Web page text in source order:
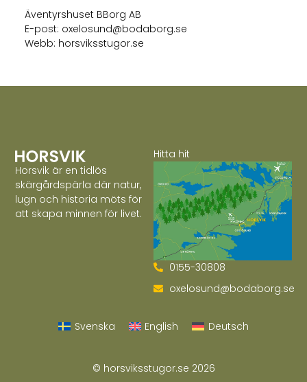
Äventyrshuset BBorg AB
E-post: oxelosund@bodaborg.se
Webb: horsviksstugor.se
Horsvik är en tidlös
skärgårdspärla där natur,
lugn och historia möts för
att skapa minnen för livet.
Hitta hit
0155-30808
oxelosund@bodaborg.se
Svenska English Deutsch
© horsviksstugor.se 2026